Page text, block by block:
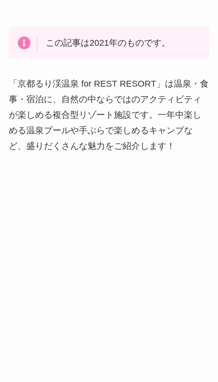
この記事は2021年のものです。
「京都るり渓温泉 for REST RESORT」は温泉・食
事・宿泊に、自然の中ならではのアクティビティ
が楽しめる複合型リゾート施設です。一年中楽し
める温泉プールや手ぶらで楽しめるキャンプな
ど、盛りだくさんな魅力をご紹介します！